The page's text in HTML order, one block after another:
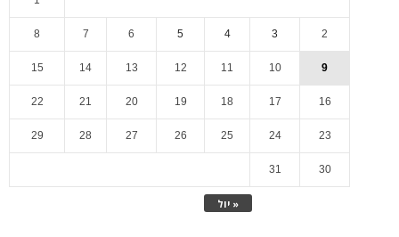
« יול
2
3
4
5
6
7
8
9
10
11
12
13
14
15
16
17
18
19
20
21
22
23
24
25
26
27
28
29
30
31